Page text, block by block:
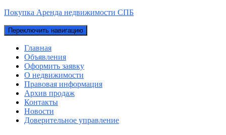
Покупка Аренда недвижимости СПБ
Переключить навигацию
Главная
Объявления
Оформить заявку
О недвижимости
Правовая информация
Архив продаж
Контакты
Новости
Доверительное управление